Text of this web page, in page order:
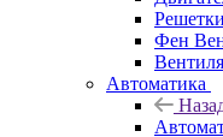
Решетки
Фен
Автоматика